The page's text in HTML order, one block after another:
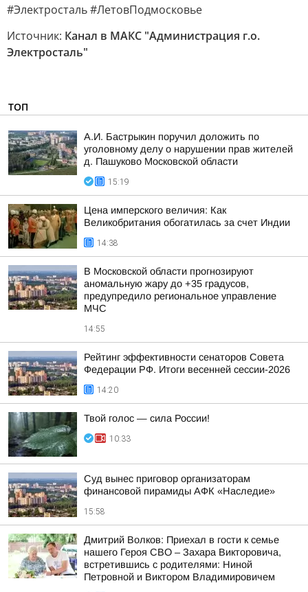
#Электросталь #ЛетовПодмосковье
Источник: Канал в МАКС "Администрация г.о.
Электросталь"
ТОП
А.И. Бастрыкин поручил доложить по
уголовному делу о нарушении прав жителей
д. Пашуково Московской области
15:19
Цена имперского величия: Как
Великобритания обогатилась за счет Индии
14:38
В Московской области прогнозируют
аномальную жару до +35 градусов,
предупредило региональное управление
МЧС
14:55
Рейтинг эффективности сенаторов Совета
Федерации РФ. Итоги весенней сессии-2026
14:20
Твой голос — сила России!
10:33
Суд вынес приговор организаторам
финансовой пирамиды АФК «Наследие»
15:58
Дмитрий Волков: Приехал в гости к семье
нашего Героя СВО – Захара Викторовича,
встретившись с родителями: Ниной
Петровной и Виктором Владимировичем